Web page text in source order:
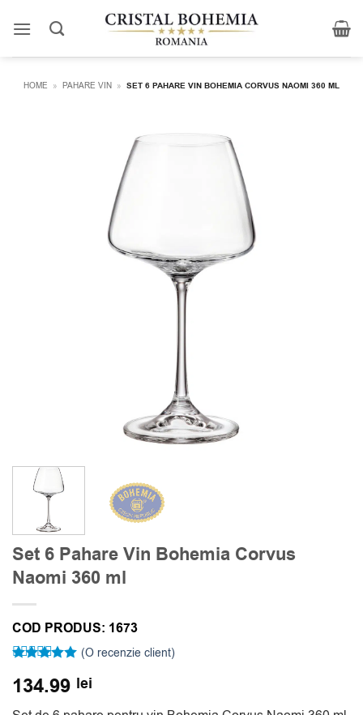
HOME » PAHARE VIN » SET 6 PAHARE VIN BOHEMIA CORVUS NAOMI 360 ML
Set 6 Pahare Vin Bohemia Corvus
Naomi 360 ml
COD PRODUS: 1673
5 din 5 pe
singure
(O recenzie client)
134.99 lei